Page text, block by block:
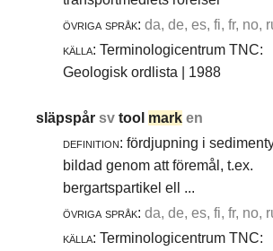
övriga språk: da, de, es, fi, fr, no,
källa: Terminologicentrum TNC:
Geologisk ordlista | 1988
släpspårsvtool mark en
definition: fördjupning i
bildad genom att föremål, t.ex.
bergartspartikel ell ...
övriga språk: da, de, es, fi, fr, no,
källa: Terminologicentrum TNC: